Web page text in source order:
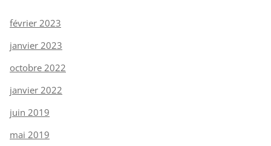
février 2023
janvier 2023
octobre 2022
janvier 2022
juin 2019
mai 2019